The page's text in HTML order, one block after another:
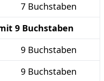
7 Buchstaben
9 Buchstaben
9 Buchstaben
9 Buchstaben